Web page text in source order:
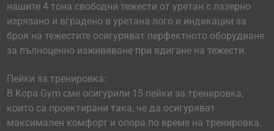
нашите 4 тона свободни тежести от уретан с лазерно
изрязано и вградено в уретана лого и индикации за
броя на тежестите осигуряват перфектното оборудване
за пълноценно изживяване при вдигане на тежести.
Пейки за тренировка:
В Kopa Gym сме осигурили 15 пейки за тренировка,
които са проектирани така, че да осигуряват
максимален комфорт и опора по време на тренировка.